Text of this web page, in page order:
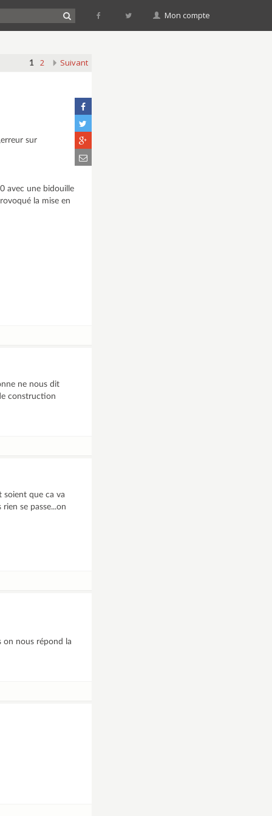
Mon compte
1 2 Suivant
sur
avec une bidouille
la mise en
ne nous dit
construction
soient que ca va
se passe...on
on nous répond la